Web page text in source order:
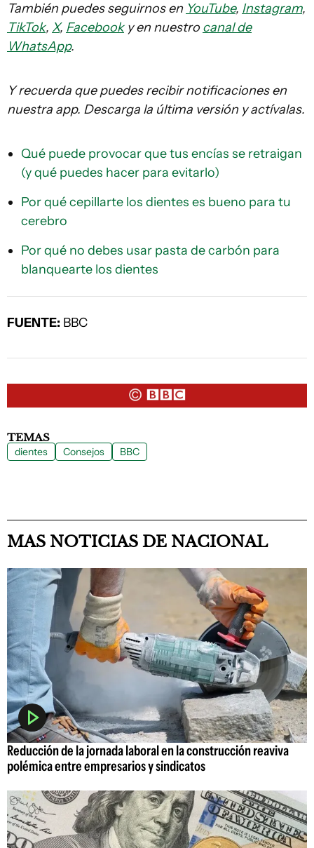
También puedes seguirnos en YouTube, Instagram,
TikTok, X, Facebooky en nuestro canal de
WhatsApp.
Y recuerda que puedes recibir notificaciones en
nuestra app. Descarga la última versión y actívalas.
Qué puede provocar que tus encías se retraigan
(y qué puedes hacer para evitarlo)
Por qué cepillarte los dientes es bueno para tu
cerebro
Por qué no debes usar pasta de carbón para
blanquearte los dientes
FUENTE: BBC
TEMAS
dientes Consejos BBC
MAS NOTICIAS DE NACIONAL
Reducción de la jornada laboral en la construcción reaviva
polémica entre empresarios y sindicatos